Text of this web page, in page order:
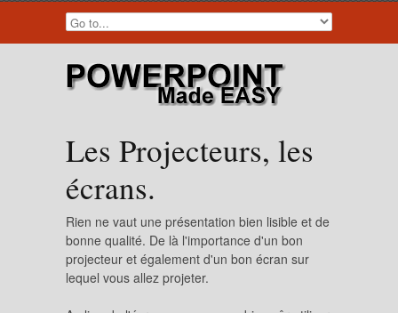
Les Projecteurs, les
écrans.
Rien ne vaut une présentation bien lisible et de
bonne qualité. De là l'importance d'un bon
projecteur et également d'un bon écran sur
lequel vous allez projeter.